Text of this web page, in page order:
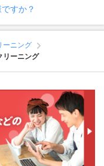
すか？
ーニング
リーニング